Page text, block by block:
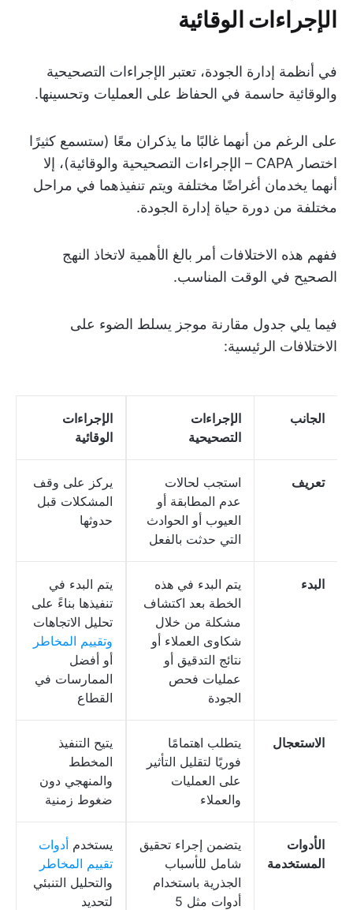
الإجراءات الوقائية
في أنظمة إدارة الجودة، تعتبر الإجراءات التصحيحية
والوقائية حاسمة في الحفاظ على العمليات وتحسينها.
على الرغم من أنهما غالبًا ما يذكران معًا (ستسمع كثيرًا
اختصار CAPA – الإجراءات التصحيحية والوقائية)، إلا
أنهما يخدمان أغراضًا مختلفة ويتم تنفيذهما في مراحل
مختلفة من دورة حياة إدارة الجودة.
ففهم هذه الاختلافات أمر بالغ الأهمية لاتخاذ النهج
الصحيح في الوقت المناسب.
فيما يلي جدول مقارنة موجز يسلط الضوء على
الاختلافات الرئيسية:
الجانب
الإجراءات
التصحيحية
الإجراءات
الوقائية
تعريف
استجب لحالات
عدم المطابقة أو
العيوب أو الحوادث
التي حدثت بالفعل
يركز على وقف
المشكلات قبل
حدوثها
البدء
يتم البدء في هذه
الخطة بعد اكتشاف
مشكلة من خلال
شكاوى العملاء أو
نتائج التدقيق أو
عمليات فحص
الجودة
يتم البدء في
تنفيذها بناءً على
تحليل الاتجاهات
وتقييم المخاطر
أو أفضل
الممارسات في
القطاع
الاستعجال
يتطلب اهتمامًا
فوريًا لتقليل التأثير
على العمليات
والعملاء
يتيح التنفيذ
المخطط
والمنهجي دون
ضغوط زمنية
الأدوات
المستخدمة
يتضمن إجراء تحقيق
شامل للأسباب
الجذرية باستخدام
أدوات مثل 5
يستخدم أدوات
تقييم المخاطر
والتحليل التنبئي
لتحديد